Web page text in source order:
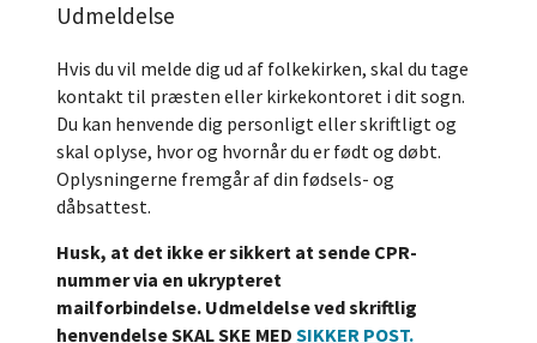
Udmeldelse
Hvis du vil melde dig ud af folkekirken, skal du tage
kontakt til præsten eller kirkekontoret i dit sogn.
Du kan henvende dig personligt eller skriftligt og
skal oplyse, hvor og hvornår du er født og døbt.
Oplysningerne fremgår af din fødsels- og
dåbsattest.
Husk, at det ikke er sikkert at sende CPR-
nummer via en ukrypteret
mailforbindelse. Udmeldelse ved skriftlig
henvendelse SKAL SKE MED SIKKER POST.